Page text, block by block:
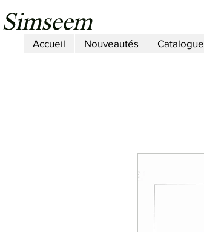
Simseem
Accueil Nouveautés Catalogue